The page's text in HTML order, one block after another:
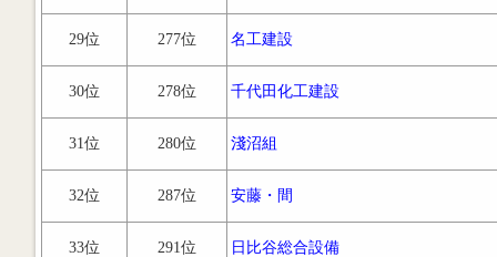
29位 277位 名工建設
30位 278位 千代田化工建設
31位 280位 淺沼組
32位 287位 安藤・間
33位 291位 日比谷総合設備